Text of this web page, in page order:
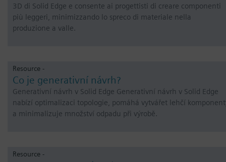
3D di Solid Edge e consente ai progettisti di creare componenti
più leggeri, minimizzando lo spreco di materiale nella
produzione a valle.
Resource -
Co je generativní návrh?
Generativní návrh v Solid Edge Generativní návrh v Solid Edge
nabízí optimalizaci topologie, pomáhá vytvářet lehčí
a minimalizuje množství odpadu při výrobě.
Resource -